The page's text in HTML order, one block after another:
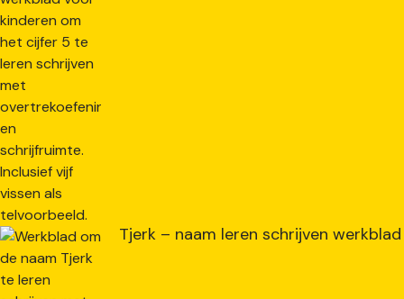
Tjerk – naam leren schrijven werkblad